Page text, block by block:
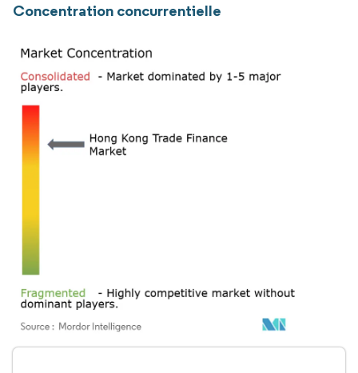
Concentration concurrentielle